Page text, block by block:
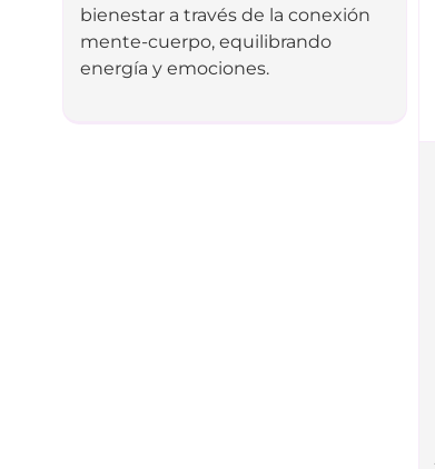
bienestar a través de la conexión
mente-cuerpo, equilibrando
energía y emociones.